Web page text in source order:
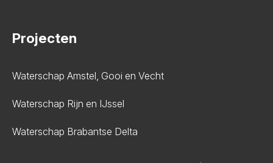
Projecten
Waterschap Amstel, Gooi en Vecht
Waterschap Rijn en IJssel
Waterschap Brabantse Delta